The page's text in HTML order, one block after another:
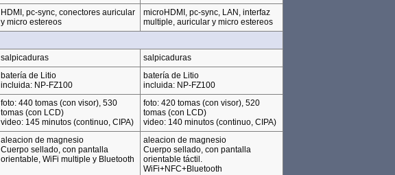
HDMI, pc-sync, conectores auricular
y micro estereos
microHDMI, pc-sync, LAN, interfaz
multiple, auricular y micro estereos
salpicaduras
salpicaduras
batería de Litio
incluida: NP-FZ100
batería de Litio
incluida: NP-FZ100
foto: 440 tomas (con visor), 530
tomas (con LCD)
video: 145 minutos (continuo, CIPA)
foto: 420 tomas (con visor), 520
tomas (con LCD)
video: 140 minutos (continuo, CIPA)
aleacion de magnesio
Cuerpo sellado, con pantalla
orientable, WiFi multiple y Bluetooth
aleacion de magnesio
Cuerpo sellado, con pantalla
orientable táctil.
WiFi+NFC+Bluetooth